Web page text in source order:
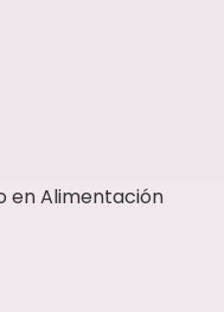
en Alimentación